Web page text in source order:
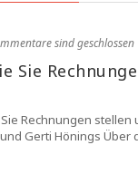
sind geschlossen
Sie
Rechnungen stellen
Gerti Hönings Über